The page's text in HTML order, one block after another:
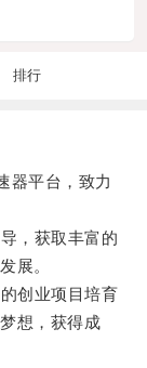
排行
平台，致力
，获取丰富的
展。
创业项目培育
想，获得成